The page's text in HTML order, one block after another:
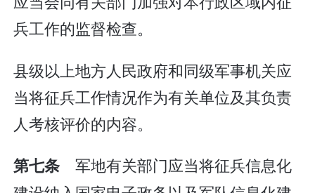
兵工作的监督检查。
县级以上地方人民政府和同级军事机关应
当将征兵工作情况作为有关单位及其负责
人考核评价的内容。
第七条 军地有关部门应当将征兵信息化